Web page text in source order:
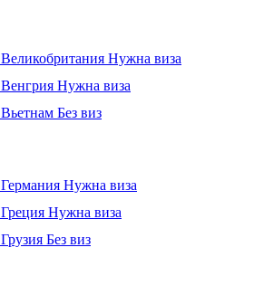
Великобритания Нужна виза
Венгрия Нужна виза
Вьетнам Без виз
Германия Нужна виза
Греция Нужна виза
Грузия Без виз